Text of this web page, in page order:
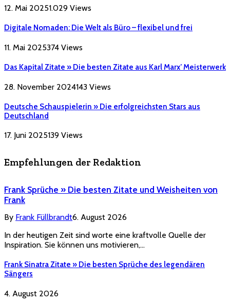
12. Mai 20251.029 Views
Digitale Nomaden: Die Welt als Büro – flexibel und frei
11. Mai 2025374 Views
Das Kapital Zitate » Die besten Zitate aus Karl Marx’ Meisterwerk
28. November 2024143 Views
Deutsche Schauspielerin » Die erfolgreichsten Stars aus
Deutschland
17. Juni 2025139 Views
Empfehlungen der Redaktion
Frank Sprüche » Die besten Zitate und Weisheiten von
Frank
By Frank Füllbrandt6. August 2026
In der heutigen Zeit sind worte eine kraftvolle Quelle der
Inspiration. Sie können uns motivieren,…
Frank Sinatra Zitate » Die besten Sprüche des legendären
Sängers
4. August 2026